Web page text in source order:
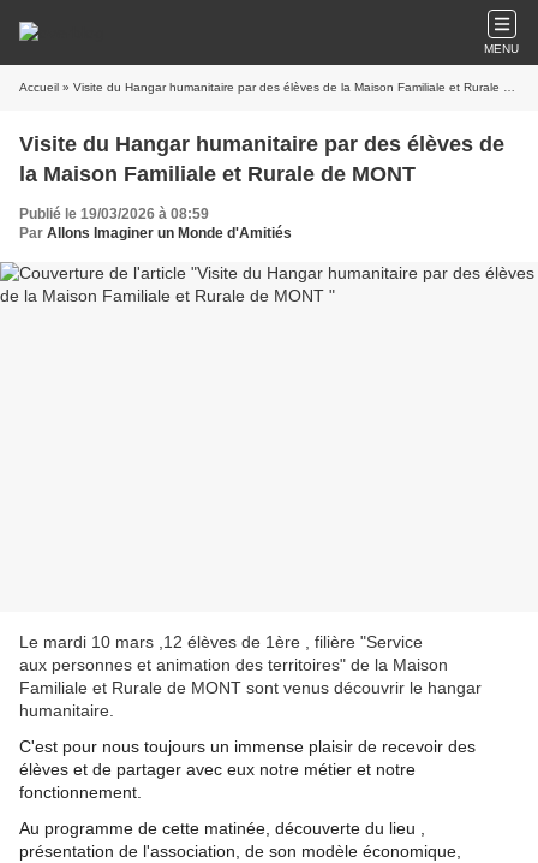
MENU
Accueil » Visite du Hangar humanitaire par des élèves de la Maison Familiale et Rurale de MONT
Visite du Hangar humanitaire par des élèves de
la Maison Familiale et Rurale de MONT
Publié le 19/03/2026 à 08:59
Par Allons Imaginer un Monde d'Amitiés
Le mardi 10 mars , 12 élèves de 1ère , filière "Service
aux personnes et animation des territoires" de la Maison
Familiale et Rurale de MONT sont venus découvrir le hangar
humanitaire.
C'est pour nous toujours un immense plaisir de recevoir des
élèves et de partager avec eux notre métier et notre
fonctionnement.
Au programme de cette matinée, découverte du lieu ,
présentation de l'association, de son modèle économique,